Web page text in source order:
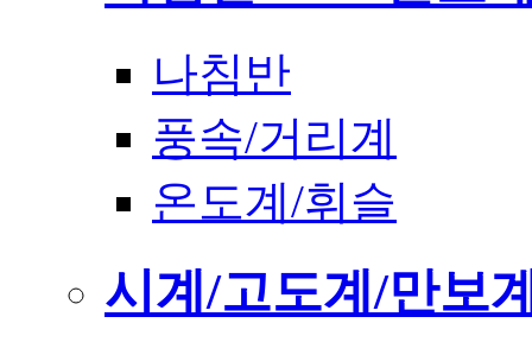
나침반
풍속/거리계
온도계/휘슬
시계/고도계/만보